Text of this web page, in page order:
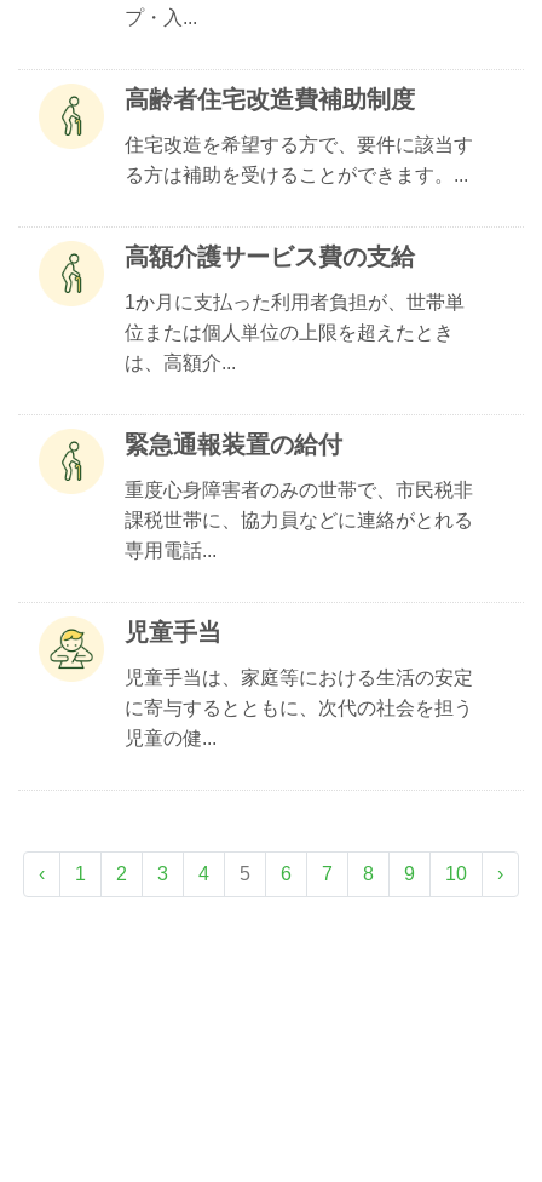
プ・入...
高齢者住宅改造費補助制度
住宅改造を希望する方で、要件に該当す
る方は補助を受けることができます。...
高額介護サービス費の支給
1か月に支払った利用者負担が、世帯単
位または個人単位の上限を超えたとき
は、高額介...
緊急通報装置の給付
重度心身障害者のみの世帯で、市民税非
課税世帯に、協力員などに連絡がとれる
専用電話...
児童手当
児童手当は、家庭等における生活の安定
に寄与するとともに、次代の社会を担う
児童の健...
‹ 1 2 3 4 5 6 7 8 9 10 ›